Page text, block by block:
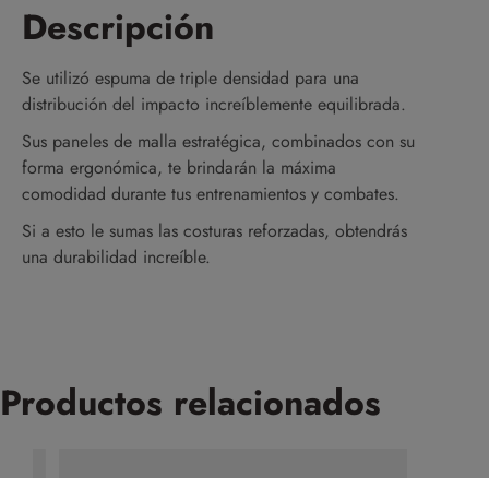
Descripción
Se utilizó espuma de triple densidad para una
distribución del impacto increíblemente equilibrada.
Sus paneles de malla estratégica, combinados con su
forma ergonómica, te brindarán la máxima
comodidad durante tus entrenamientos y combates.
Si a esto le sumas las costuras reforzadas, obtendrás
una durabilidad increíble.
Productos relacionados